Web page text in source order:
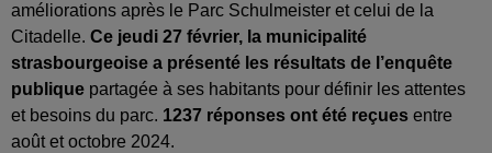
améliorations après le Parc Schulmeister et celui de la
Citadelle. Ce jeudi 27 février, la municipalité
strasbourgeoise a présenté les résultats de l’enquête
publique partagée à ses habitants pour définir les attentes
et besoins du parc. 1237 réponses ont été reçues entre
août et octobre 2024.